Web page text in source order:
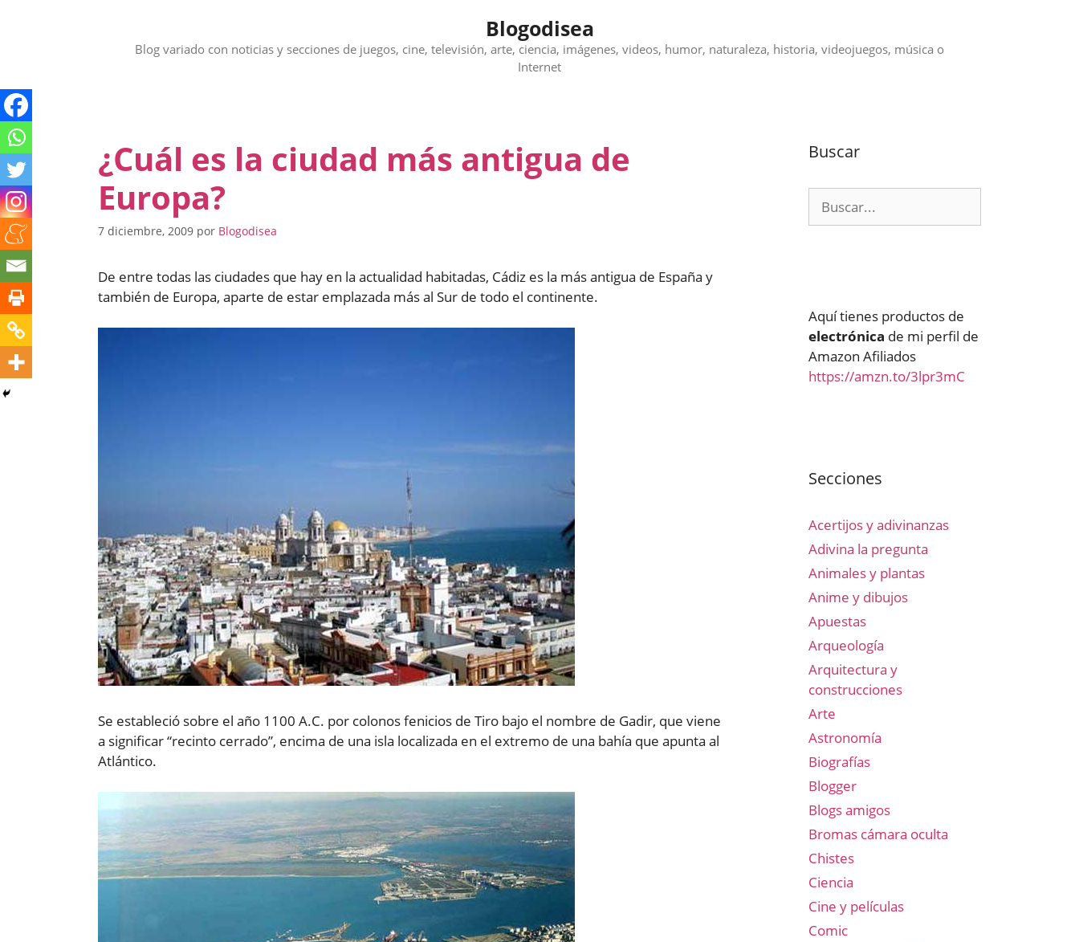
Blogodisea
Blog variado con noticias y secciones de juegos, cine, televisión, arte, ciencia, imágenes, videos, humor, naturaleza, historia, videojuegos, música o
Internet
¿Cuál es la ciudad más antigua de
Europa?
7 diciembre, 2009 por Blogodisea
De entre todas las ciudades que hay en la actualidad habitadas, Cádiz es la más antigua de España y
también de Europa, aparte de estar emplazada más al Sur de todo el continente.
Se estableció sobre el año 1100 A.C. por colonos fenicios de Tiro bajo el nombre de Gadir, que viene
a significar “recinto cerrado”, encima de una isla localizada en el extremo de una bahía que apunta al
Atlántico.
Buscar
Aquí tienes productos de
electrónica de mi perfil de
Amazon Afiliados
https://amzn.to/3lpr3mC
Secciones
Acertijos y adivinanzas
Adivina la pregunta
Animales y plantas
Anime y dibujos
Apuestas
Arqueología
Arquitectura y
construcciones
Arte
Astronomía
Biografías
Blogger
Blogs amigos
Bromas cámara oculta
Chistes
Ciencia
Cine y películas
Comic